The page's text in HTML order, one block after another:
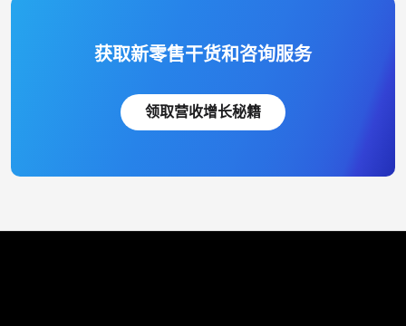
获取新零售干货和咨询服务
领取营收增长秘籍